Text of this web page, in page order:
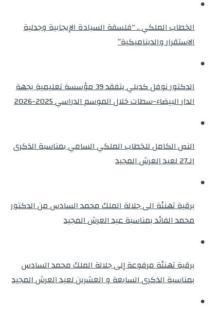
الخطاب الملكي .. “فلسفة السيادة الإيجابية وجدلية
الاستقرار والديناميكية”
الدكتور نوفل كديلي يتفقد 39 مؤسسة تعليمية بجهة
الدار البيضاء-سطات خلال الموسم الدراسي 2025-2026
النص الكامل للخطاب الملكي السامي بمناسبة الذكرى
الـ27 لعيد العرش المجيد
برقية تهنئة الى جلالة الملك محمد السادس من الدكتور
محمد الفائد بمناسبة عيد العرش المجيد
برقية تهنئة مرفوعة إلى جلالة الملك محمد السادس
بمناسبة الذكرى السابعة و العشرين لعيد العرش المجيد